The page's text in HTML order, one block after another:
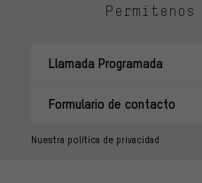
Llamada Programada
Formulario de contacto
Nuestra política de privacidad